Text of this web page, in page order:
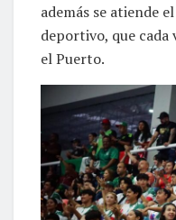
además se atiende
deportivo, que cada
el Puerto.